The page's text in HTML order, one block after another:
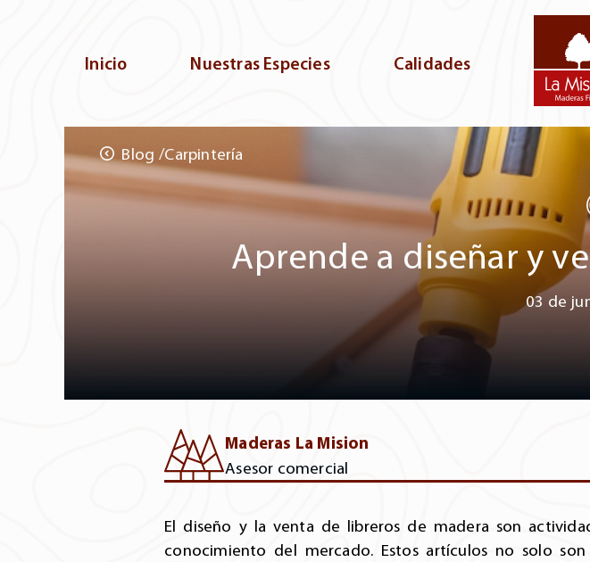
Inicio Nuestras Especies Calidades
Blog Carpintería
Aprende a diseñar y
03 de
Maderas La Mision
Asesor comercial
El diseño y la venta de libreros de madera son
conocimiento del mercado. Estos artículos no solo